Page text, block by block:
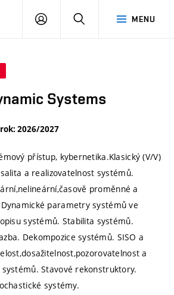
MENU
PŘIHLÁSIT
Systems
2026/2027
přístup, kybernetika.Klasický (V/V)
a realizovatelnost systémů.
proměnné a
parametry systémů ve
systémů. Stabilita systémů.
Dekompozice systémů. SISO a
a
Stavové rekonstruktory.
systémy.